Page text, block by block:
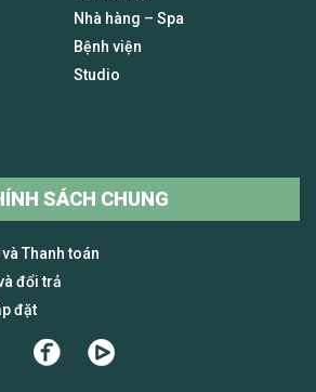
Nhà hàng – Spa
Bệnh viện
Studio
SÁCH CHUNG
Thanh toán
đổi trả
đặt